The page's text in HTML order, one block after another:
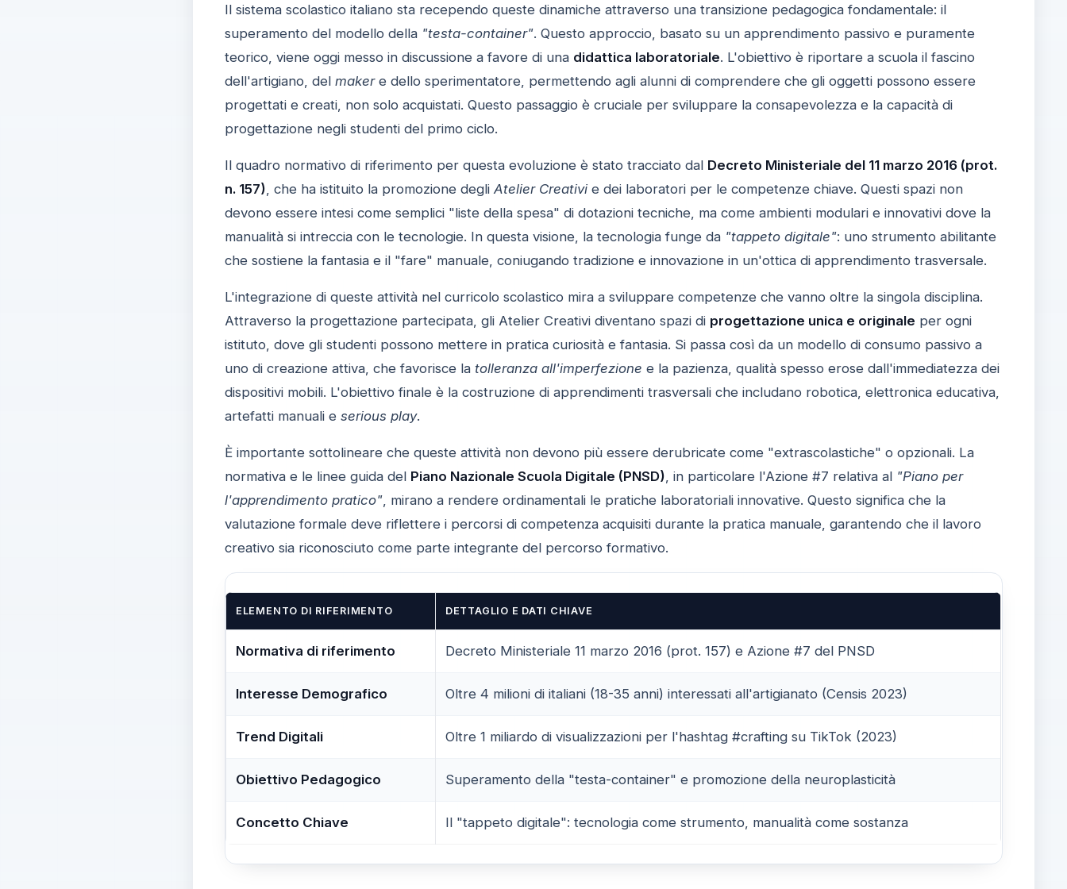
Il sistema scolastico italiano sta recependo queste dinamiche attraverso una transizione pedagogica fondamentale: il
superamento del modello della "testa-container". Questo approccio, basato su un apprendimento passivo e puramente
teorico, viene oggi messo in discussione a favore di una didattica laboratoriale. L'obiettivo è riportare a scuola il fascino
dell'artigiano, del makere dello sperimentatore, permettendo agli alunni di comprendere che gli oggetti possono essere
progettati e creati, non solo acquistati. Questo passaggio è cruciale per sviluppare la consapevolezza e la capacità di
progettazione negli studenti del primo ciclo.
Il quadro normativo di riferimento per questa evoluzione è stato tracciato dal Decreto Ministeriale del 11 marzo 2016 (prot.
n. 157) , che ha istituito la promozione degli Atelier Creativie dei laboratori per le competenze chiave. Questi spazi non
devono essere intesi come semplici "liste della spesa" di dotazioni tecniche, ma come ambienti modulari e innovativi dove la
manualità si intreccia con le tecnologie. In questa visione, la tecnologia funge da "tappeto digitale": uno strumento abilitante
che sostiene la fantasia e il "fare" manuale, coniugando tradizione e innovazione in un'ottica di apprendimento trasversale.
L'integrazione di queste attività nel curricolo scolastico mira a sviluppare competenze che vanno oltre la singola disciplina.
Attraverso la progettazione partecipata, gli Atelier Creativi diventano spazi di progettazione unica e originale per ogni
istituto, dove gli studenti possono mettere in pratica curiosità e fantasia. Si passa così da un modello di consumo passivo a
uno di creazione attiva, che favorisce la tolleranza all'imperfezione e la pazienza, qualità spesso erose dall'immediatezza dei
dispositivi mobili. L'obiettivo finale è la costruzione di apprendimenti trasversali che includano robotica, elettronica educativa,
artefatti manuali e serious play.
È importante sottolineare che queste attività non devono più essere derubricate come "extrascolastiche" o opzionali. La
normativa e le linee guida del Piano Nazionale Scuola Digitale (PNSD) , in particolare l'Azione #7 relativa al "Piano per
l'apprendimento pratico", mirano a rendere ordinamentali le pratiche laboratoriali innovative. Questo significa che la
valutazione formale deve riflettere i percorsi di competenza acquisiti durante la pratica manuale, garantendo che il lavoro
creativo sia riconosciuto come parte integrante del percorso formativo.
ELEMENTO DI RIFERIMENTO DETTAGLIO E DATI CHIAVE
Normativa di riferimento Decreto Ministeriale 11 marzo 2016 (prot. 157) e Azione #7 del PNSD
Interesse Demografico Oltre 4 milioni di italiani (18-35 anni) interessati all'artigianato (Censis 2023)
Trend Digitali Oltre 1 miliardo di visualizzazioni per l'hashtag #crafting su TikTok (2023)
Obiettivo Pedagogico Superamento della "testa-container" e promozione della neuroplasticità
Concetto Chiave Il "tappeto digitale": tecnologia come strumento, manualità come sostanza